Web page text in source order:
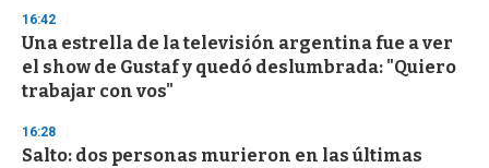
s
e
c
o
n
16:42
Una estrella de la televisión argentina fue a ver
el show de Gustaf y quedó deslumbrada: "Quiero
trabajar con vos"
16:28
Salto: dos personas murieron en las últimas